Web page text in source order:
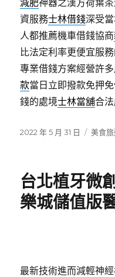
減肥神器之漢方荷葉
資服務士林借錢深受
人都推薦機車借錢協商
比法定利率更便宜服
專業借錢方案經營許
款當日立即撥款免押
錢的處境士林當舖合
發
2022 年 5 月 31 日
分
美食
台北植牙微
樂城儲值版
最新技術進而減輕神